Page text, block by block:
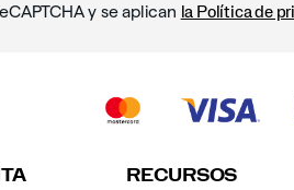
y se aplican la Política de
RECURSOS